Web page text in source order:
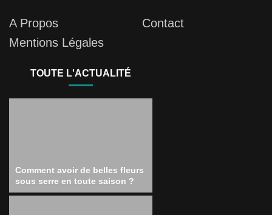
A Propos
Contact
Mentions Légales
TOUTE L'ACTUALITÉ
Comment avoir de belles fleurs
sous serre en toute saison ?